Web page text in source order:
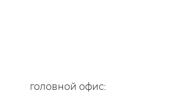
головной офис: